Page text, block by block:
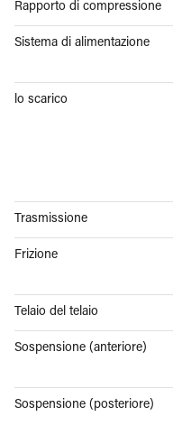
Rapporto di compressione
Sistema di alimentazione
lo scarico
Trasmissione
Frizione
Telaio del telaio
Sospensione (anteriore)
Sospensione (posteriore)